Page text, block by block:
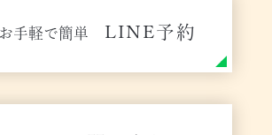
お手軽で簡単 LINE予約